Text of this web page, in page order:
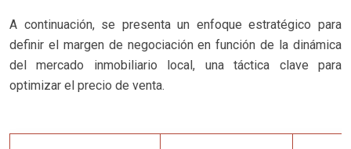
A continuación, se presenta un enfoque estratégico para
definir el margen de negociación en función de la dinámica
del mercado inmobiliario local, una táctica clave para
optimizar el precio de venta.